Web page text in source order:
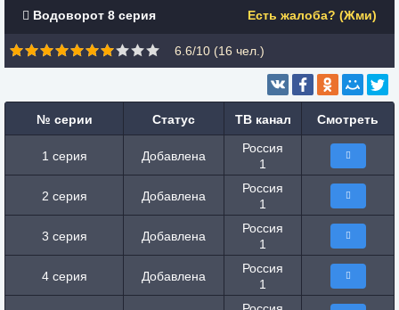
Водоворот 8 серия Есть жалоба? (Жми)
6.6/10 (16 чел.)
№ серии Статус ТВ канал Смотреть
1 серия Добавлена
Россия
1
2 серия Добавлена
Россия
1
3 серия Добавлена
Россия
1
4 серия Добавлена
Россия
1